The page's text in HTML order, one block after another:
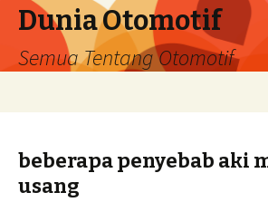
Dunia Otomotif
Semua Tentang Otomotif
beberapa penyebab aki
usang